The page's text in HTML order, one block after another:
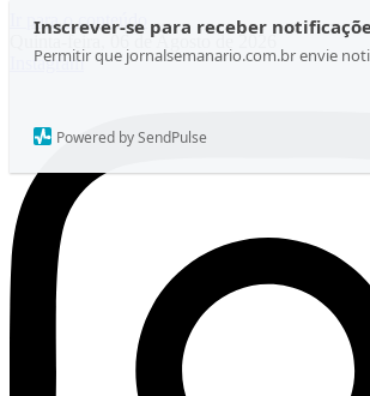
Inscrever-se para receber
Permitir que jornalsemanario.com.br envie
Powered by SendPulse
Ir para o conteúdo
Quinta-feira, 06 de Agosto de 2026
Instagram